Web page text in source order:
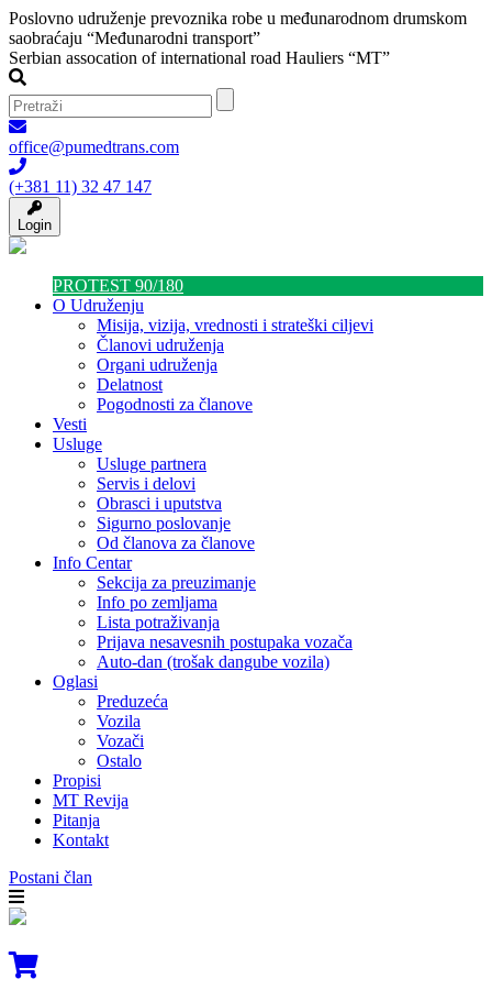
Poslovno udruženje prevoznika robe u međunarodnom drumskom
saobraćaju “Međunarodni transport”
Serbian assocation of international road Hauliers “MT”
office@pumedtrans.com
(+381 11) 32 47 147
Login
PROTEST 90/180
O Udruženju
Misija, vizija, vrednosti i strateški ciljevi
Članovi udruženja
Organi udruženja
Delatnost
Pogodnosti za članove
Vesti
Usluge
Usluge partnera
Servis i delovi
Obrasci i uputstva
Sigurno poslovanje
Od članova za članove
Info Centar
Sekcija za preuzimanje
Info po zemljama
Lista potraživanja
Prijava nesavesnih postupaka vozača
Auto-dan (trošak dangube vozila)
Oglasi
Preduzeća
Vozila
Vozači
Ostalo
Propisi
MT Revija
Pitanja
Kontakt
Postani član